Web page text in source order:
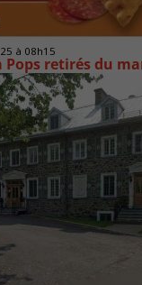
à 08h15
Pops retirés du